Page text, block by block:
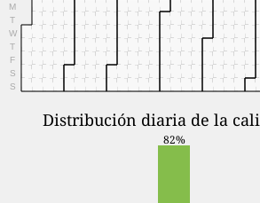
M
T
W
T
F
S
S
Distribución diaria de la
82%